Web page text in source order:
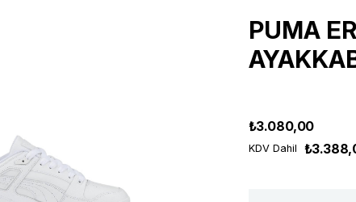
PUMA
₺3.080,00
KDV Dahil